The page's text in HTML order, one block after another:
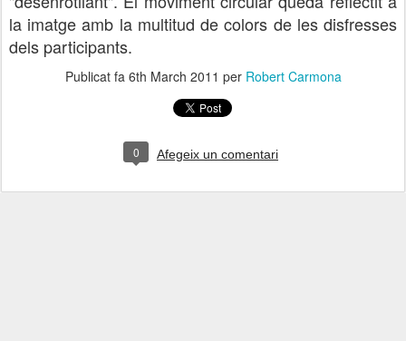
la imatge amb la multitud de colors de les disfresses
dels participants.
Publicat fa 6th March 2011 per Robert Carmona
0 Afegeix un comentari